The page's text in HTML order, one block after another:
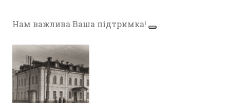
Нам важлива Ваша підтримка!